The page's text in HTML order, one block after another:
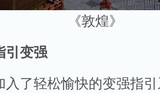
《敦煌》
引变强
轻松愉快的变强指引